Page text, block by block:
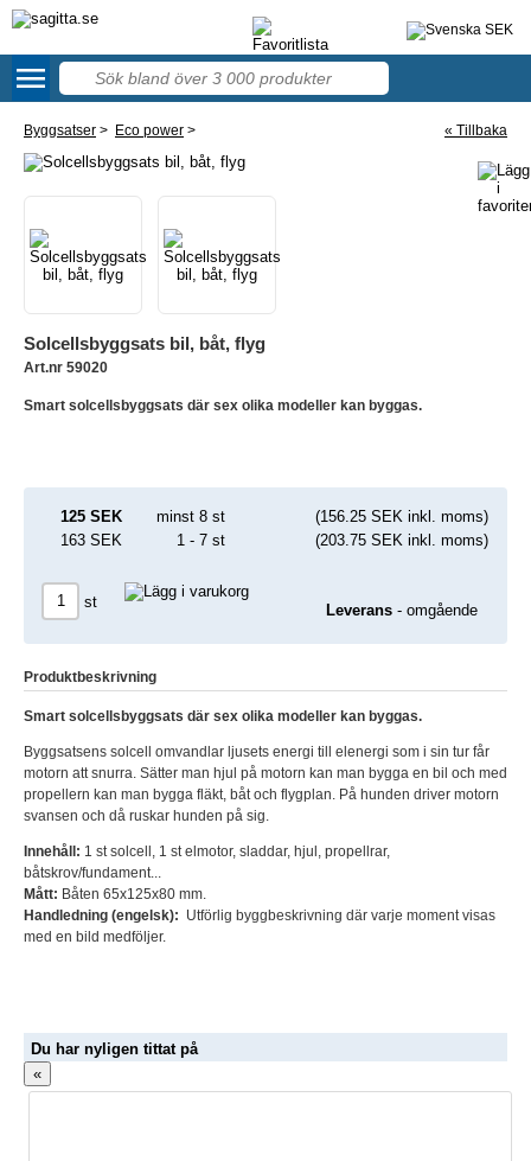
57
menu
Byggsatser > Eco power > « Tillbaka
Solcellsbyggsats bil, båt, flyg
Art.nr 59020
Smart solcellsbyggsats där sex olika modeller kan byggas.
125 SEK minst 8 st
(156.25 SEK inkl. moms)
163 SEK
1 - 7 st (203.75 SEK inkl. moms)
st Leverans - omgående
Produktbeskrivning
Smart solcellsbyggsats där sex olika modeller kan byggas.
Byggsatsens solcell omvandlar ljusets energi till elenergi som i sin tur får
motorn att snurra. Sätter man hjul på motorn kan man bygga en bil och med
propellern kan man bygga fläkt, båt och flygplan. På hunden driver motorn
svansen och då ruskar hunden på sig.
Innehåll: 1 st solcell, 1 st elmotor, sladdar, hjul, propellrar,
båtskrov/fundament...
Mått: Båten 65x125x80 mm.
Handledning (engelsk): Utförlig byggbeskrivning där varje moment visas
med en bild medföljer.
Du har nyligen tittat på
«